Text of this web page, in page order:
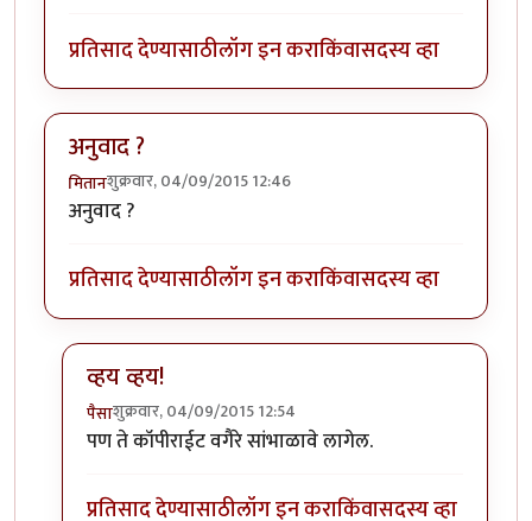
प्रतिसाद देण्यासाठीलॉग इन कराकिंवासदस्य व्हा
अनुवाद ?
मितानशुक्रवार, 04/09/2015 12:46
अनुवाद ?
प्रतिसाद देण्यासाठीलॉग इन कराकिंवासदस्य व्हा
व्हय व्हय!
पैसाशुक्रवार, 04/09/2015 12:54
In reply toअनुवाद ?byमितान
पण ते कॉपीराईट वगैरे सांभाळावे लागेल.
प्रतिसाद देण्यासाठीलॉग इन कराकिंवासदस्य व्हा